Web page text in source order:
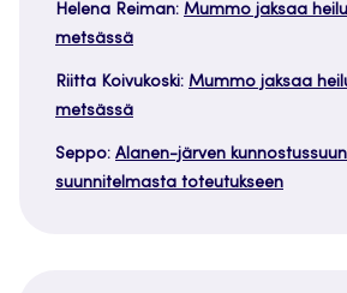
Helena Reiman: Mummo jaksaa
metsässä
Riitta Koivukoski: Mummo jaksaa
metsässä
Seppo: Alanen-järven
suunnitelmasta toteutukseen